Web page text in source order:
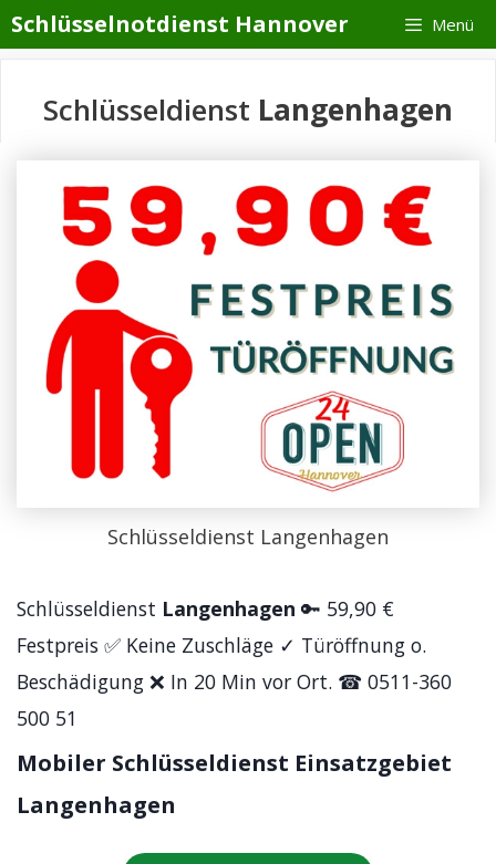
Zum
springen
Schlüsselnotdienst Hannover Menü
Schlüsseldienst Langenhagen
Schlüsseldienst Langenhagen
Schlüsseldienst Langenhagen 🔑 59,90 €
Festpreis ✅ Keine Zuschläge ✓ Türöffnung o.
Beschädigung ❌ In 20 Min vor Ort. ☎ 0511-360
500 51
Mobiler Schlüsseldienst Einsatzgebiet
Langenhagen